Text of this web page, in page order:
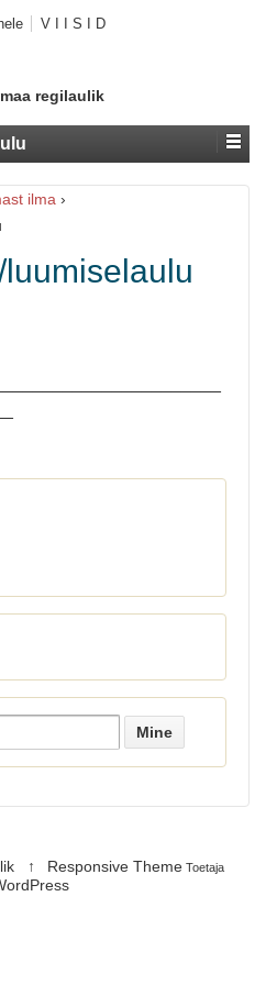
V I I S I D
regilaulik
ilma ›
↑ Responsive Theme Toetaja